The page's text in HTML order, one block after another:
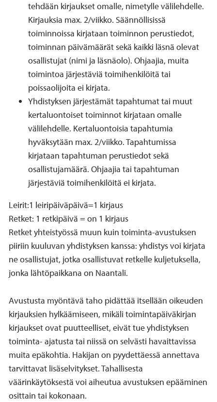
tehdään kirjaukset omalle, nimetylle välilehdelle.
Kirjauksia max. 2/viikko. Säännöllisissä
toiminnoissa kirjataan toiminnon perustiedot,
toiminnan päivämäärät sekä kaikki läsnä olevat
osallistujat (nimi ja läsnäolo). Ohjaajia, muita
toimintoa järjestäviä toimihenkilöitä tai
poissaolijoita ei kirjata.
Yhdistyksen järjestämät tapahtumat tai muut
kertaluontoiset toiminnot kirjataan omalle
välilehdelle. Kertaluontoisia tapahtumia
hyväksytään max. 2/viikko. Tapahtumissa
kirjataan tapahtuman perustiedot sekä
osallistujamäärä. Ohjaajia tai tapahtuman
järjestäviä toimihenkilöitä ei kirjata.
Leirit:1 leiripäiväpäivä=1 kirjaus
Retket: 1 retkipäivä = on 1 kirjaus
Retket yhteistyössä muun kuin toiminta-avustuksen
piiriin kuuluvan yhdistyksen kanssa: yhdistys voi kirjata
ne osallistujat, jotka osallistuvat retkelle kuljetuksella,
jonka lähtöpaikkana on Naantali.
Avustusta myöntävä taho pidättää itsellään oikeuden
kirjauksien hylkäämiseen, mikäli toimintapäiväkirjan
kirjaukset ovat puutteelliset, eivät tue yhdistyksen
toiminta- ajatusta tai niissä on selvästi havaittavissa
muita epäkohtia. Hakijan on pyydettäessä annettava
tarvittavat lisäselvitykset. Tahallisesta
väärinkäytöksestä voi aiheutua avustuksen epääminen
osittain tai kokonaan.